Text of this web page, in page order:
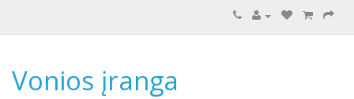
Vonios įranga